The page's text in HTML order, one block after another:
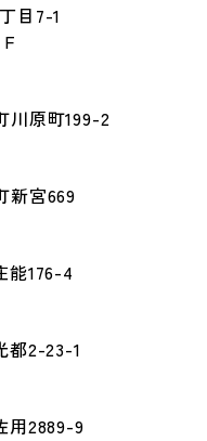
目7-1
川原町199-2
新宮669
能176-4
都2-23-1
用2889-9